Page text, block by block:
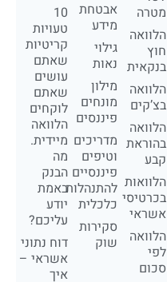
מטרה
הלוואה
חוץ
בנקאית
הלוואה
בצ’קים
הלוואה
בהוראת
קבע
הלוואות
בכרטיסי
אשראי
הלוואה
לפי
סכום
אבטחת
מידע
גילוי
נאות
מילון
מונחים
פיננסים
מדריכים
וטיפים
פיננסיים
להתנהלות
כלכלית
סקירות
שוק
10
טעויות
קריטיות
שאתם
עושים
שאתם
לוקחים
הלוואה
מיידית.
מה
הבנק
באמת
יודע
עליכם?
דוח נתוני
אשראי –
איך